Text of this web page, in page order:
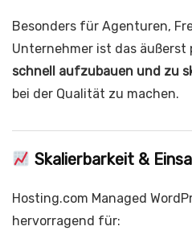
Besonders für Agenturen,
Unternehmer ist das äußerst
schnell aufzubauen und zu
bei der Qualität zu machen.
Skalierbarkeit &
Hosting.com Managed
hervorragend für: